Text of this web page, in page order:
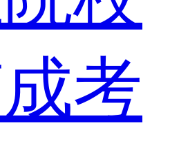
考